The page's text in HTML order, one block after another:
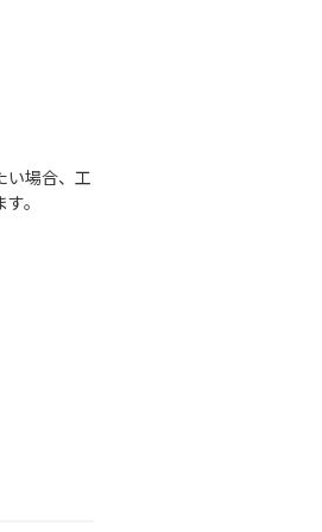
い場合、工
。